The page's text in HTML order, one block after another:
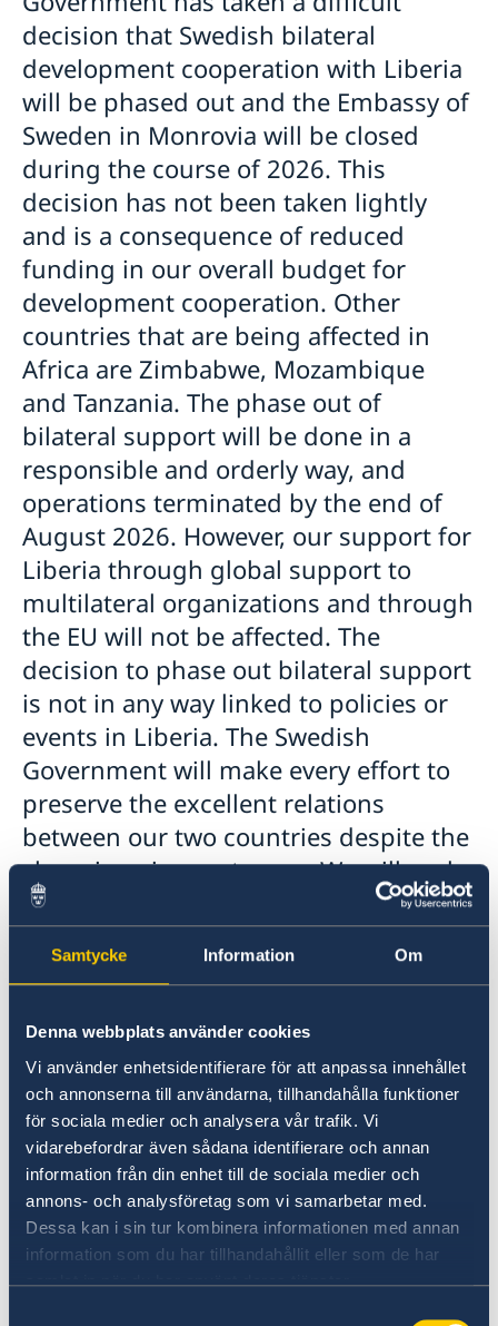
Samtycke Information Om
Denna webbplats använder cookies
Vi använder enhetsidentifierare för att anpassa innehållet
och annonserna till användarna, tillhandahålla funktioner
för sociala medier och analysera vår trafik. Vi
vidarebefordrar även sådana identifierare och annan
information från din enhet till de sociala medier och
annons- och analysföretag som vi samarbetar med.
Dessa kan i sin tur kombinera informationen med annan
information som du har tillhandahållit eller som de har
samlat in när du har använt deras tjänster.
Affärsmöjligheter i Liberia
Resa till Sverige
decision that Swedish bilateral
development cooperation with Liberia
will be phased out and the Embassy of
Sweden in Monrovia will be closed
during the course of 2026. This
decision has not been taken lightly
and is a consequence of reduced
funding in our overall budget for
development cooperation. Other
countries that are being affected in
Africa are Zimbabwe, Mozambique
and Tanzania. The phase out of
bilateral support will be done in a
responsible and orderly way, and
operations terminated by the end of
August 2026. However, our support for
Liberia through global support to
multilateral organizations and through
the EU will not be affected. The
decision to phase out bilateral support
is not in any way linked to policies or
events in Liberia. The Swedish
Government will make every effort to
preserve the excellent relations
between our two countries despite the
changing circumstances. We will seek
to strengthen and broaden the
partnership between Liberia and
Sweden beyond development
enhanced trade and business
relations. Sweden remains a steadfast
partner to Liberia and attaches great
importance to our shared priorities
and values which together with our
strong historic ties provides a solid
foundation for continued good
relations between our two countries.